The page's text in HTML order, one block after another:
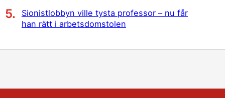
Sionistlobbyn ville tysta professor – nu får
han rätt i arbetsdomstolen